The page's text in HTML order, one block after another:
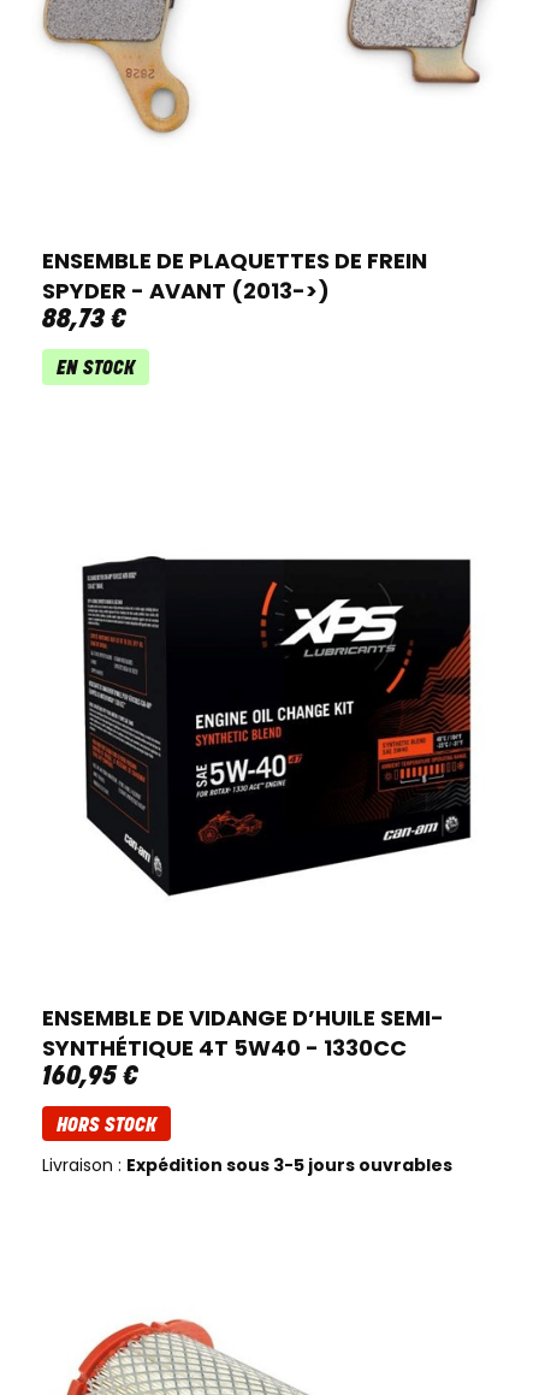
ENSEMBLE DE PLAQUETTES DE FREIN
SPYDER - AVANT (2013->)
88,73 €
EN STOCK
ENSEMBLE DE VIDANGE D’HUILE SEMI-
SYNTHÉTIQUE 4T 5W40 - 1330CC
160,95 €
HORS STOCK
Livraison : Expédition sous 3-5 jours ouvrables